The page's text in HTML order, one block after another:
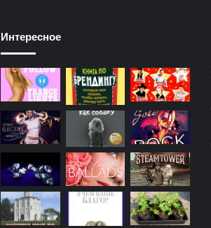
Интересное